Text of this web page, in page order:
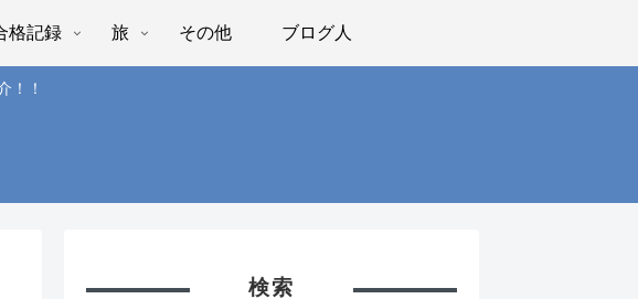
！！
格記録 旅 その他 ブログ人
検索